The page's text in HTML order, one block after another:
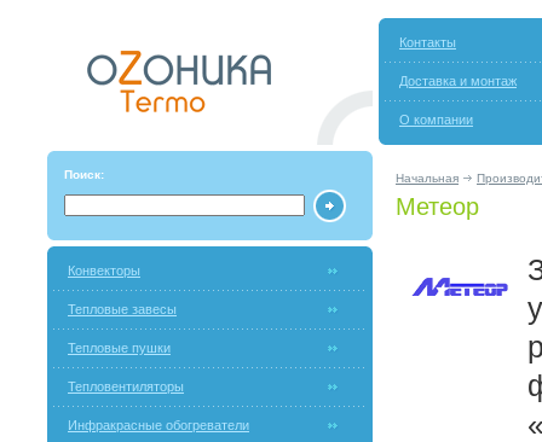
Контакты
Доставка и монтаж
О компании
Поиск: Начальная
Метеор
Конвекторы
Тепловые завесы
Тепловые пушки
Тепловентиляторы
Инфракрасные обогреватели